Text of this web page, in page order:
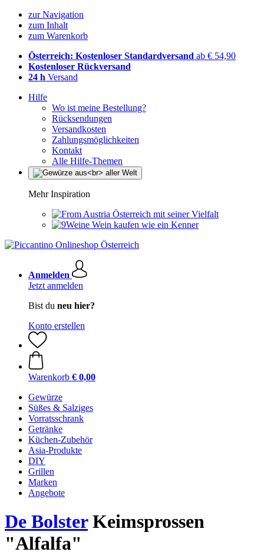
zur Navigation
zum Inhalt
zum Warenkorb
Österreich: Kostenloser Standardversand ab € 54,90
Kostenloser Rückversand
24 h Versand
Hilfe
Wo ist meine Bestellung?
Rücksendungen
Versandkosten
Zahlungsmöglichkeiten
Kontakt
Alle Hilfe-Themen
Mehr Inspiration
Österreich mit seiner Vielfalt
Wein kaufen wie ein Kenner
Anmelden
Jetzt anmelden
Bist du neu hier?
Konto erstellen
Warenkorb € 0,00
Gewürze
Süßes & Salziges
Vorratsschrank
Getränke
Küchen-Zubehör
Asia-Produkte
DIY
Grillen
Marken
Angebote
De BolsterKeimsprossen
"Alfalfa"